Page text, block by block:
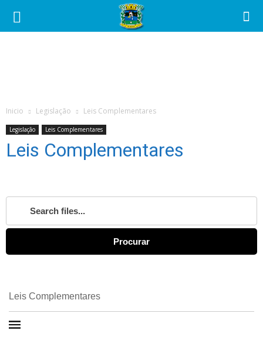
Câmara
Alagoa
Inicio Legislação Leis Complementares
Legislação Leis Complementares
Leis Complementares
Procurar
Leis Complementares